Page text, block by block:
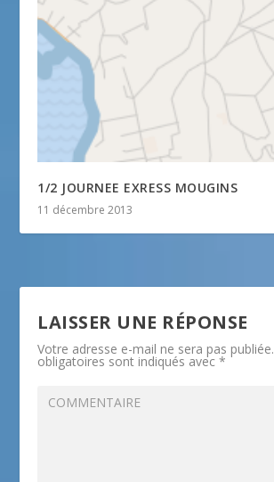
1/2 JOURNEE EXRESS MOUGINS
11 décembre 2013
LAISSER UNE RÉPONSE
Votre adresse e-mail ne sera pas publiée.
obligatoires sont indiqués avec*